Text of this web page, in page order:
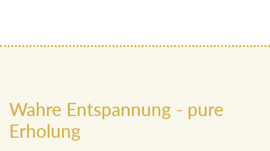
Wahre Entspannung - pure
Erholung